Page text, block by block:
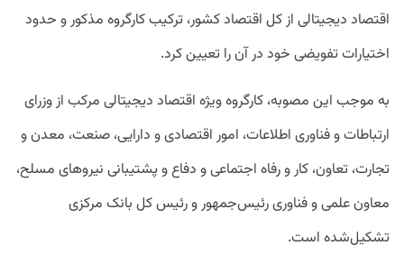
اقتصاد دیجیتالی از کل اقتصاد کشور، ترکیب کارگروه مذکور و حدود
اختیارات تفویضی خود در آن را تعیین کرد.
به‌ موجب این مصوبه، کارگروه ویژه اقتصاد دیجیتالی مرکب از وزرای
ارتباطات و فناوری اطلاعات، امور اقتصادی و دارایی، صنعت، معدن و
تجارت، تعاون، کار و رفاه اجتماعی و دفاع و پشتیبانی نیروهای مسلح،
معاون علمی و فناوری رئیس‌جمهور و رئیس‌ کل بانک مرکزی
تشکیل‌شده است.